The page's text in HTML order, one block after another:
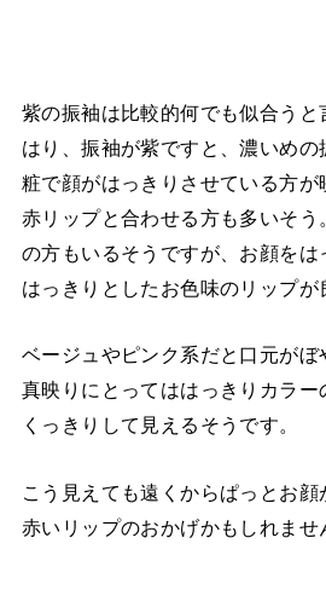
紫の振袖は比較的何でも似合う
はり、振袖が紫ですと、濃いめ
粧で顔がはっきりさせている方が
赤リップと合わせる方も多いそ
の方もいるそうですが、お顔を
はっきりとしたお色味のリップが
ベージュやピンク系だと口元が
真映りにとってははっきりカラー
くっきりして見えるそうです。
こう見えても遠くからぱっとお
赤いリップのおかげかもしれませ